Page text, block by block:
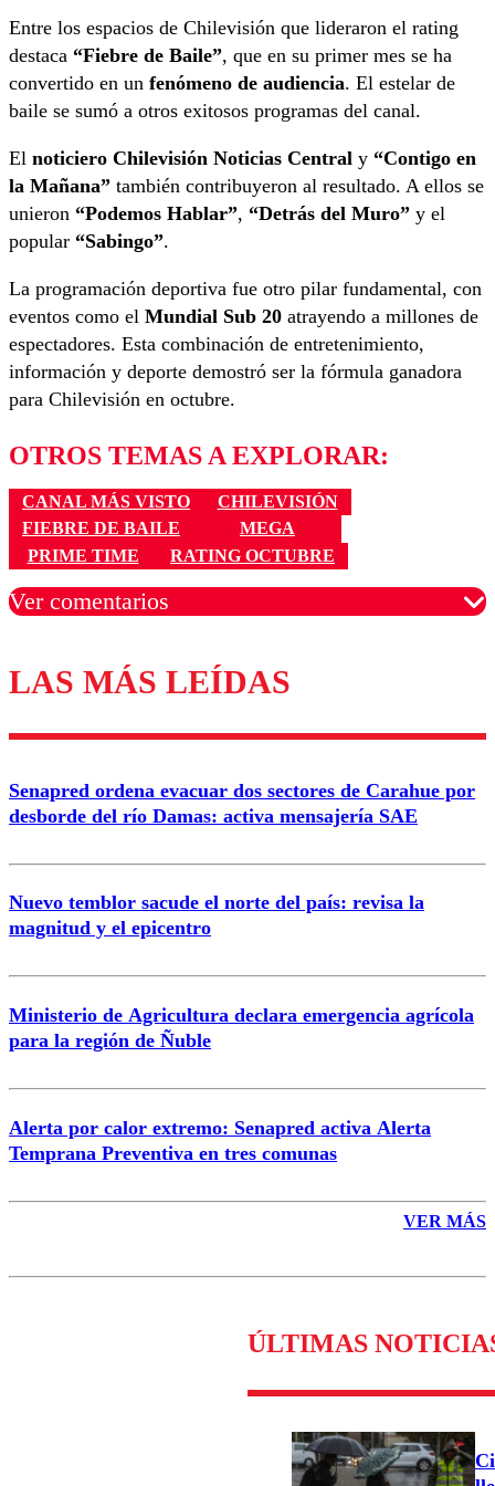
Entre los espacios de Chilevisión que lideraron el rating
destaca “Fiebre de Baile”, que en su primer mes se ha
convertido en un fenómeno de audiencia. El estelar de
baile se sumó a otros exitosos programas del canal.
El noticiero Chilevisión Noticias Central y “Contigo en
la Mañana” también contribuyeron al resultado. A ellos se
unieron “Podemos Hablar”, “Detrás del Muro” y el
popular “Sabingo”.
La programación deportiva fue otro pilar fundamental, con
eventos como el Mundial Sub 20 atrayendo a millones de
espectadores. Esta combinación de entretenimiento,
información y deporte demostró ser la fórmula ganadora
para Chilevisión en octubre.
OTROS TEMAS A EXPLORAR:
CANAL MÁS VISTO
CHILEVISIÓN
FIEBRE DE BAILE
MEGA
PRIME TIME
RATING OCTUBRE
Ver comentarios
Los comentarios son moderados para garantizar un
diálogo respetuoso.
Correo
LAS MÁS LEÍDAS
Senapred ordena evacuar dos sectores de Carahue por
desborde del río Damas: activa mensajería SAE
Nuevo temblor sacude el norte del país: revisa la
magnitud y el epicentro
Ministerio de Agricultura declara emergencia agrícola
para la región de Ñuble
Alerta por calor extremo: Senapred activa Alerta
Temprana Preventiva en tres comunas
VER MÁS
ÚLTIMAS